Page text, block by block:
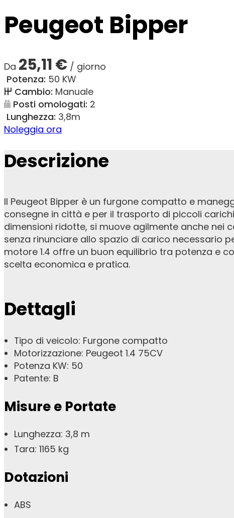
Peugeot Bipper
Da 25,11€ / giorno
Potenza: 50 KW
Cambio: Manuale
Posti omologati: 2
Lunghezza: 3,8m
Noleggia ora
Descrizione
Il Peugeot Bipper è un furgone compatto e
consegne in città e per il trasporto di piccoli
dimensioni ridotte, si muove agilmente anche nei
senza rinunciare allo spazio di carico necessario
motore 1.4 offre un buon equilibrio tra potenza e
scelta economica e pratica.
Dettagli
Tipo di veicolo: Furgone compatto
Motorizzazione: Peugeot 1.4 75CV
Potenza KW: 50
Patente: B
Misure e Portate
Lunghezza: 3,8 m
Tara: 1165 kg
Dotazioni
ABS